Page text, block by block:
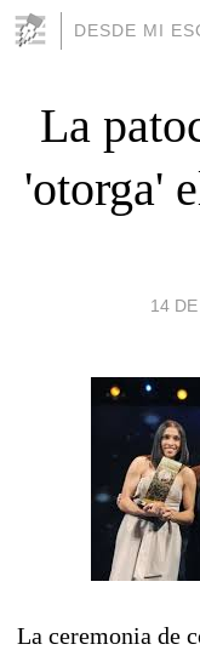
DESDE MI
La
'otorga'
14
La ceremonia de